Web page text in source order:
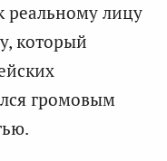
реальному лицу
который
громовым